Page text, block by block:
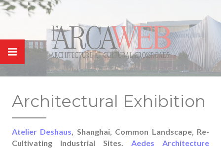
Architectural Exhibition
Atelier Deshaus, Shanghai, Common Landscape, Re-
Cultivating Industrial Sites. Aedes Architecture
Panneau de gestion des cookies